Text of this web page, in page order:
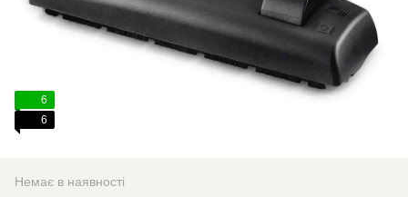
6
6
Немає в наявності